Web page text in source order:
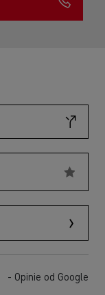
- Opinie od Google